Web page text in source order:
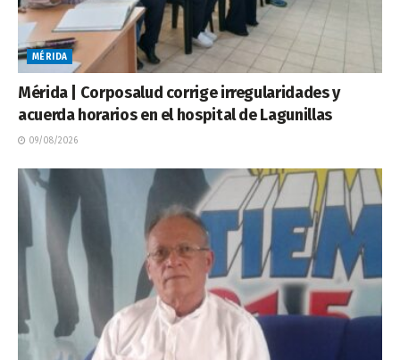
MÉRIDA
Mérida | Corposalud corrige irregularidades y
acuerda horarios en el hospital de Lagunillas
09/08/2026